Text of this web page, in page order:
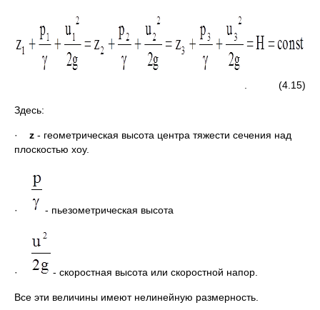
. (4.15)
Здесь:
· z - геометрическая высота центра тяжести сечения над
плоскостью xoy.
· - пьезометрическая высота
· - скоростная высота или скоростной напор.
Все эти величины имеют нелинейную размерность.